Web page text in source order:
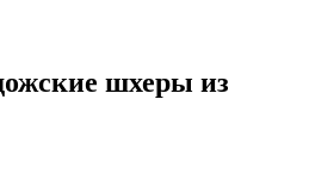
шхеры из